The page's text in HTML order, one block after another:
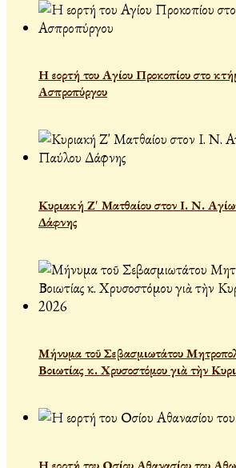
Η εορτή του Αγίου Προκοπίου στο
Ασπροπύργου
Κυριακή Ζ' Ματθαίου στον Ι. Ν.
Δάφνης
Μήνυμα τοῦ Σεβασμιωτάτου
Βοιωτίας κ. Χρυσοστόμου γιὰ τὴν